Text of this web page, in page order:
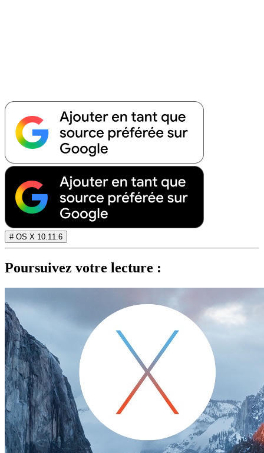
# OS X 10.11.6
Poursuivez votre lecture :